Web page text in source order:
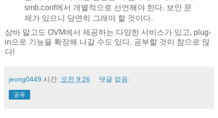
smb.conf에서 개별적으로 선언해야 한다. 보안 문
제가 있으니 당연히 그래야 할 것이다.
삼바 말고도 OVM에서 제공하는 다양한 서비스가 있고, plug-
in으로 기능을 확장해 나갈 수도 있다. 공부할 것이 참으로 많
다!
jeong0449 시간: 오전 9:26 댓글 없음:
공유